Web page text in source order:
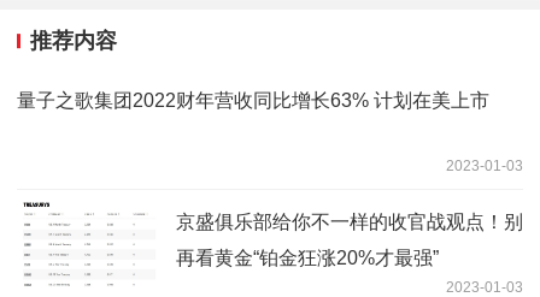
推荐内容
量子之歌集团2022财年营收同比增长63% 计划在美上市
2023-01-03
京盛俱乐部给你不一样的收官战观点！别
再看黄金“铂金狂涨20%才最强”
2023-01-03